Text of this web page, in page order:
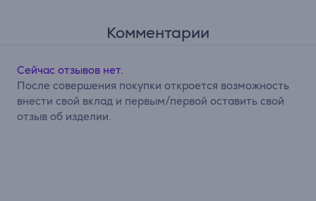
Комментарии
Сейчас отзывов нет.
После совершения покупки откроется возможность
внести свой вклад и первым/первой оставить свой
отзыв об изделии.